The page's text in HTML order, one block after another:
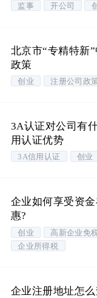
监事 开公司
北京市“专精特新
政策
创业 注册公司政
3A认证对公司有
用认证优势
3A信用认证 创业
企业如何享受资
惠?
创业
高新企业免
企业所得税
企业注册地址怎